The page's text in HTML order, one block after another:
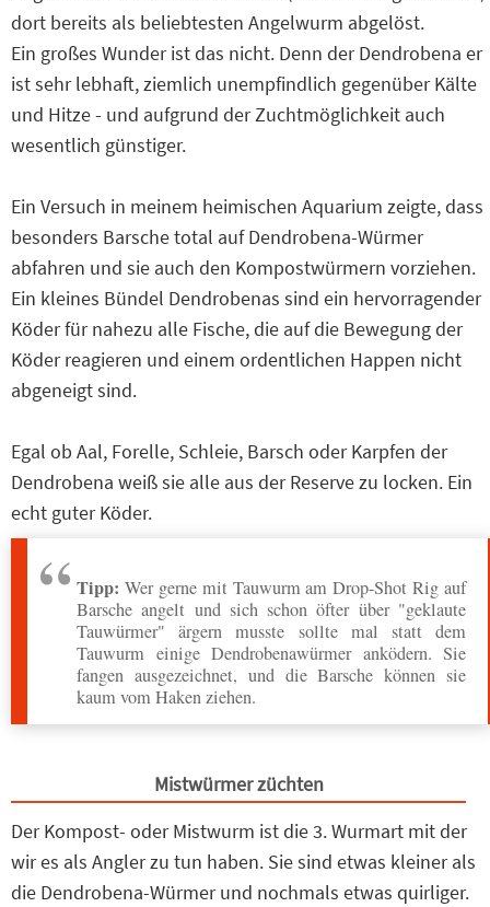
dort bereits als beliebtesten Angelwurm abgelöst.
Ein großes Wunder ist das nicht. Denn der Dendrobena er
ist sehr lebhaft, ziemlich unempfindlich gegenüber Kälte
und Hitze - und aufgrund der Zuchtmöglichkeit auch
wesentlich günstiger.
Ein Versuch in meinem heimischen Aquarium zeigte, dass
besonders Barsche total auf Dendrobena-Würmer
abfahren und sie auch den Kompostwürmern vorziehen.
Ein kleines Bündel Dendrobenas sind ein hervorragender
Köder für nahezu alle Fische, die auf die Bewegung der
Köder reagieren und einem ordentlichen Happen nicht
abgeneigt sind.
Egal ob Aal, Forelle, Schleie, Barsch oder Karpfen der
Dendrobena weiß sie alle aus der Reserve zu locken. Ein
echt guter Köder.
Tipp: Wer gerne mit Tauwurm am Drop-Shot Rig auf
Barsche angelt und sich schon öfter über "geklaute
Tauwürmer" ärgern musste sollte mal statt dem
Tauwurm einige Dendrobenawürmer anködern. Sie
fangen ausgezeichnet, und die Barsche können sie
kaum vom Haken ziehen.
Mistwürmer züchten
Der Kompost- oder Mistwurm ist die 3. Wurmart mit der
wir es als Angler zu tun haben. Sie sind etwas kleiner als
die Dendrobena-Würmer und nochmals etwas quirliger.